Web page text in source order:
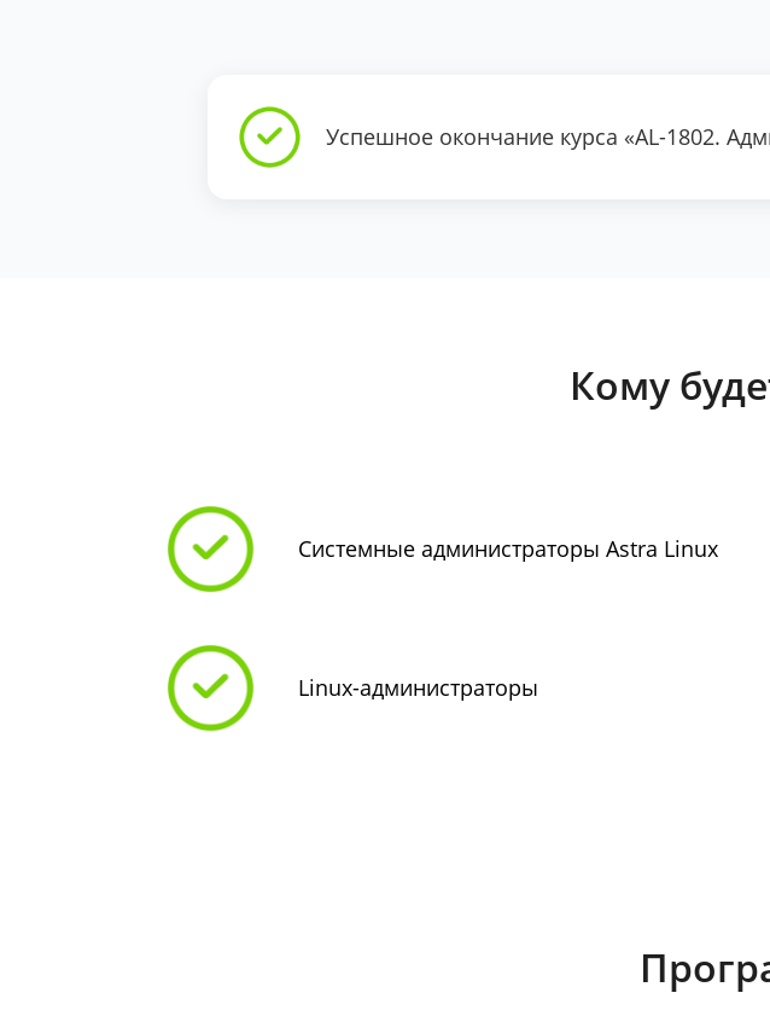
Успешное окончание курса «AL-1802.
Кому
Системные администраторы Astra Linux
Linux-администраторы